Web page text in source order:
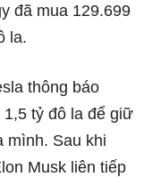
đã mua 129.699
la.
thông báo
1,5 tỷ đô la để giữ
mình. Sau khi
Musk liên tiếp